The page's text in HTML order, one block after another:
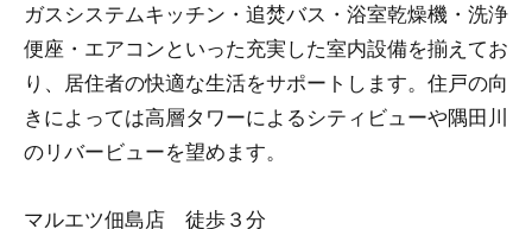
ガスシステムキッチン・追焚バス・浴室乾燥機・洗浄
便座・エアコンといった充実した室内設備を揃えてお
り、居住者の快適な生活をサポートします。住戸の向
きによっては高層タワーによるシティビューや隅田川
のリバービューを望めます。
マルエツ佃島店 徒歩３分